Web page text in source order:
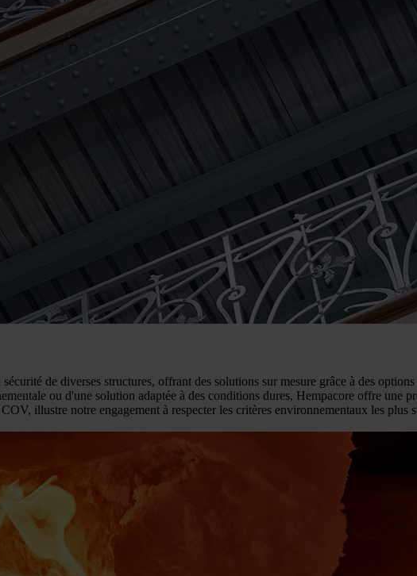
de diverses structures, offrant des solutions sur mesure grâce à des
ou d'une solution adaptée à des conditions dures, Hempacore offre une
illustre notre engagement à respecter les critères environnementaux les